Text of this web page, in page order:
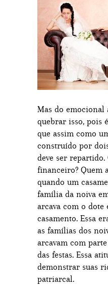
Mas do emocional
quebrar isso, pois
que assim como
construído por
deve ser
financeiro? Quem
quando um
família da noiva
arcava com o dote
casamento. Essa
as famílias dos
arcavam com
das festas. Essa
demonstrar suas
patriarcal.